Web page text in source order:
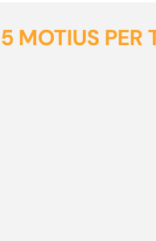
5 MOTIUS PER